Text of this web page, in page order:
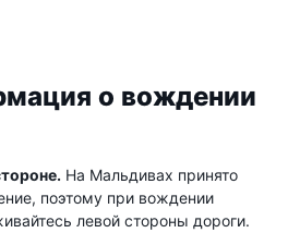
о вождении
На Мальдивах принято
поэтому при вождении
левой стороны дороги.